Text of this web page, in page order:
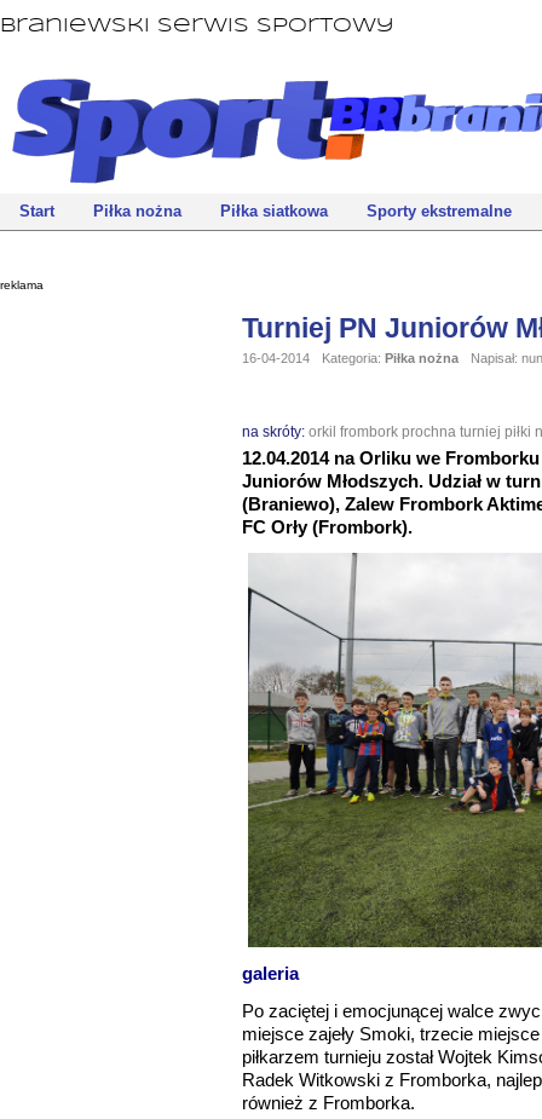
Braniewski Serwis Sportowy
Start Piłka nożna Piłka siatkowa Sporty ekstremalne
reklama
Turniej PN Juniorów
16-04-2014 Kategoria: Piłka nożna Napisał: nun
na skróty: orkil frombork prochna turniej piłki
12.04.2014 na Orliku we
Juniorów Młodszych. Udział w
(Braniewo), Zalew Frombork
FC Orły (Frombork).
galeria
Po zaciętej i emocjunącej walce
miejsce zajeły Smoki, trzecie
piłkarzem turnieju został Wojtek
Radek Witkowski z Fromborka,
również z Fromborka.